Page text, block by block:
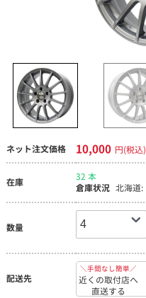
ネット注文価格 10,000 円(税込)
在庫
32 本
倉庫状況 北海道:
数量
配送先
＼手間なし簡単／
近くの取付店へ
直送する